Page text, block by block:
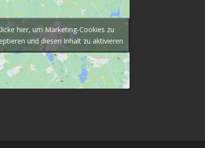
hier, um Marketing-Cookies zu
und diesen Inhalt zu aktivieren